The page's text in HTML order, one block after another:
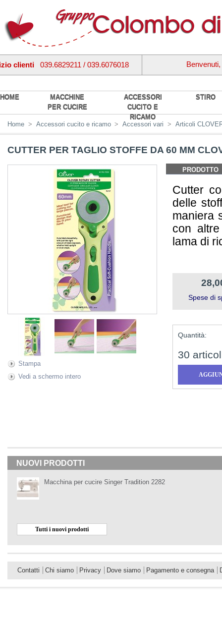
HOME
MACCHINE
PER CUCIRE
ACCESSORI
CUCITO E
RICAMO
STIRO
clienti 039.6829211 / 039.6076018 Benvenuti,
Home > Accessori cucito e ricamo > Accessori vari > Articoli
CUTTER PER TAGLIO STOFFE DA 60 MM
Stampa
Vedi a schermo intero
PRODOTTO
Cutter
delle
maniera
con
lama di
Spese di
Quantità:
30
NUOVI PRODOTTI
Macchina per cucire Singer Tradition 2282
Tutti i nuovi prodotti
Contatti Chi siamo Privacy Dove siamo Pagamento e consegna